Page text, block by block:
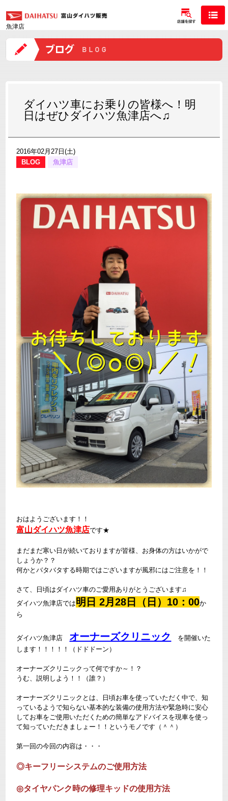
魚津店
ダイハツ車にお乗りの皆様へ！明
日はぜひダイハツ魚津店へ♫
2016年02月27日(土)
BLOG
魚津店
おはようございます！！
富山ダイハツ魚津店です★
まだまだ寒い日が続いておりますが皆様、お身体の方はいかがで
しょうか？？
何かとバタバタする時期ではございますが風邪にはご注意を！！
さて、日頃はダイハツ車のご愛用ありがとうございます♫
ダイハツ魚津店では明日 2月28日（日）10：00か
ら
ダイハツ魚津店 オーナーズクリニック
を開催いた
します！！！！！（ドドドーン）
オーナーズクリニックって何ですか～！？
うむ、説明しよう！！（誰？）
オーナーズクリニックとは、日頃お車を使っていただく中で、知
っているようで知らない基本的な装備の使用方法や緊急時に安心
してお車をご使用いただくための簡単なアドバイスを現車を使っ
て知っていただきましょー！！というモノです（＾＾）
第一回の今回の内容は・・・
◎キーフリーシステムのご使用方法
◎タイヤパンク時の修理キッドの使用方法